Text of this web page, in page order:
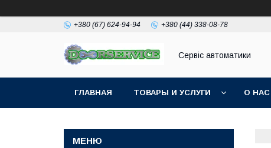
+380 (67) 624-94-94 +380 (44) 338-08-78
Сервіс автоматики
ГЛАВНАЯ ТОВАРЫ И УСЛУГИ О НАС